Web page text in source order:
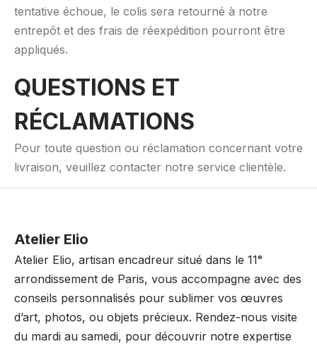
tentative échoue, le colis sera retourné à notre
entrepôt et des frais de réexpédition pourront être
appliqués.
QUESTIONS ET
RÉCLAMATIONS
Pour toute question ou réclamation concernant votre
livraison, veuillez contacter notre service clientèle.
Atelier Elio
Atelier Elio, artisan encadreur situé dans le 11ᵉ
arrondissement de Paris, vous accompagne avec des
conseils personnalisés pour sublimer vos œuvres
d’art, photos, ou objets précieux. Rendez-nous visite
du mardi au samedi, pour découvrir notre expertise